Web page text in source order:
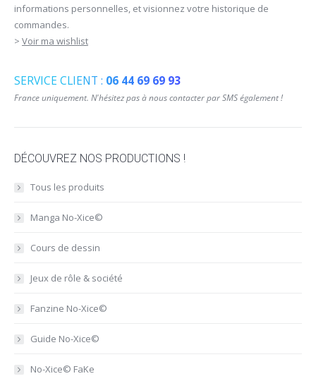
informations personnelles, et visionnez votre historique de
commandes.
> Voir ma wishlist
SERVICE CLIENT : 06 44 69 69 93
France uniquement. N'hésitez pas à nous contacter par SMS également !
DÉCOUVREZ NOS PRODUCTIONS !
Tous les produits
Manga No-Xice©
Cours de dessin
Jeux de rôle & société
Fanzine No-Xice©
Guide No-Xice©
No-Xice© FaKe